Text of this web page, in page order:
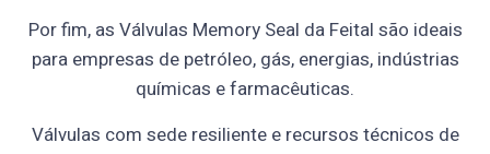
Por fim, as Válvulas Memory Seal da Feital são ideais
para empresas de petróleo, gás, energias, indústrias
químicas e farmacêuticas.
Válvulas com sede resiliente e recursos técnicos de